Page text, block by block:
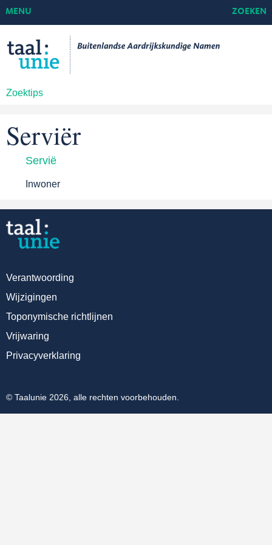
Zoektips
MENU ZOEKEN
Serviër
Servië
Inwoner
Verantwoording
Wijzigingen
Toponymische richtlijnen
Vrijwaring
Privacyverklaring
© Taalunie 2026, alle rechten voorbehouden.